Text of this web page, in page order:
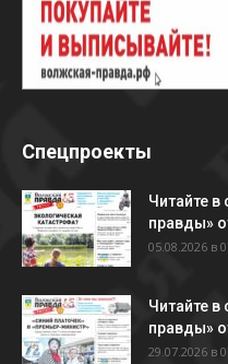
Спецпроекты
Читайте
правды»
05.08.2026 в
Читайте
правды»
29.07.2026 в